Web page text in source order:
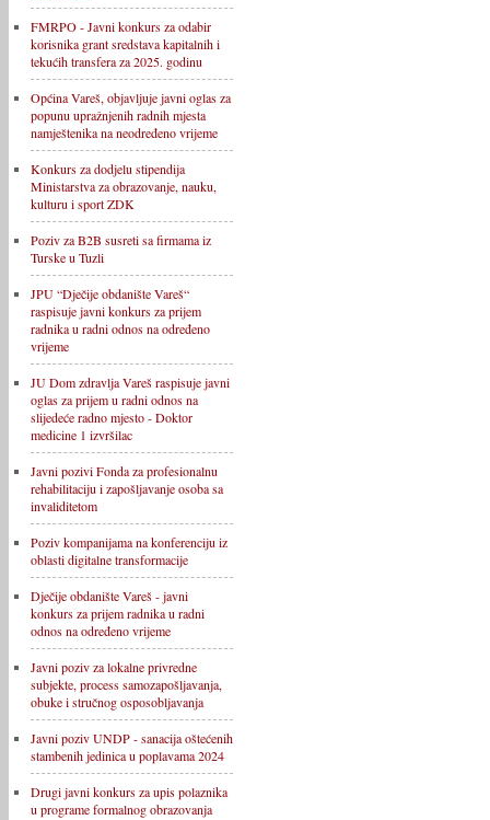
FMRPO - Javni konkurs za odabir
korisnika grant sredstava kapitalnih i
tekućih transfera za 2025. godinu
Općina Vareš, objavljuje javni oglas za
popunu upražnjenih radnih mjesta
namještenika na neodređeno vrijeme
Konkurs za dodjelu stipendija
Ministarstva za obrazovanje, nauku,
kulturu i sport ZDK
Poziv za B2B susreti sa firmama iz
Turske u Tuzli
JPU “Dječije obdanište Vareš“
raspisuje javni konkurs za prijem
radnika u radni odnos na određeno
vrijeme
JU Dom zdravlja Vareš raspisuje javni
oglas za prijem u radni odnos na
slijedeće radno mjesto - Doktor
medicine 1 izvršilac
Javni pozivi Fonda za profesionalnu
rehabilitaciju i zapošljavanje osoba sa
invaliditetom
Poziv kompanijama na konferenciju iz
oblasti digitalne transformacije
Dječije obdanište Vareš - javni
konkurs za prijem radnika u radni
odnos na određeno vrijeme
Javni poziv za lokalne privredne
subjekte, process samozapošljavanja,
obuke i stručnog osposobljavanja
Javni poziv UNDP - sanacija oštećenih
stambenih jedinica u poplavama 2024
Drugi javni konkurs za upis polaznika
u programe formalnog obrazovanja